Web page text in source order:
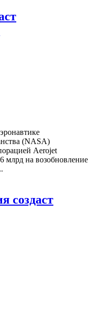
(NASA)
Aerojet
млрд на возобновление
создаст